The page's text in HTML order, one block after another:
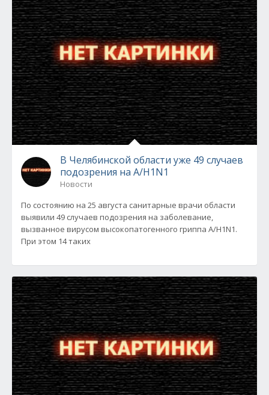
В Челябинской области уже 49 случаев
подозрения на А/H1N1
Новости
По состоянию на 25 августа санитарные врачи области
выявили 49 случаев подозрения на заболевание,
вызванное вирусом высокопатогенного гриппа А/H1N1.
При этом 14 таких